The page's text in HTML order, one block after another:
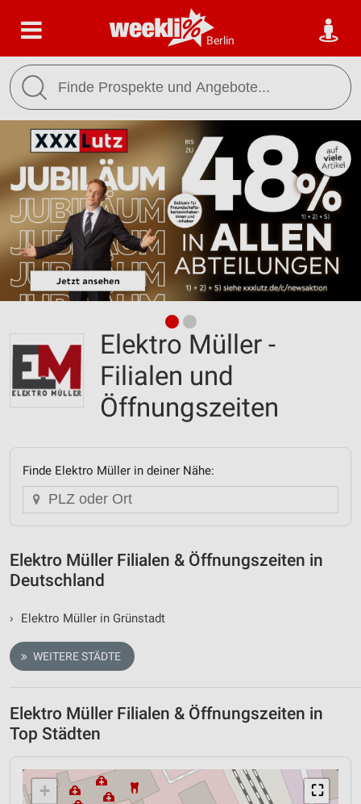
Berlin
Elektro Müller -
Filialen und
Öffnungszeiten
Finde Elektro Müller in deiner Nähe:
Elektro Müller Filialen & Öffnungszeiten in
Deutschland
› Elektro Müller in Grünstadt
WEITERE STÄDTE
Elektro Müller Filialen & Öffnungszeiten in
Top Städten
⛶
+